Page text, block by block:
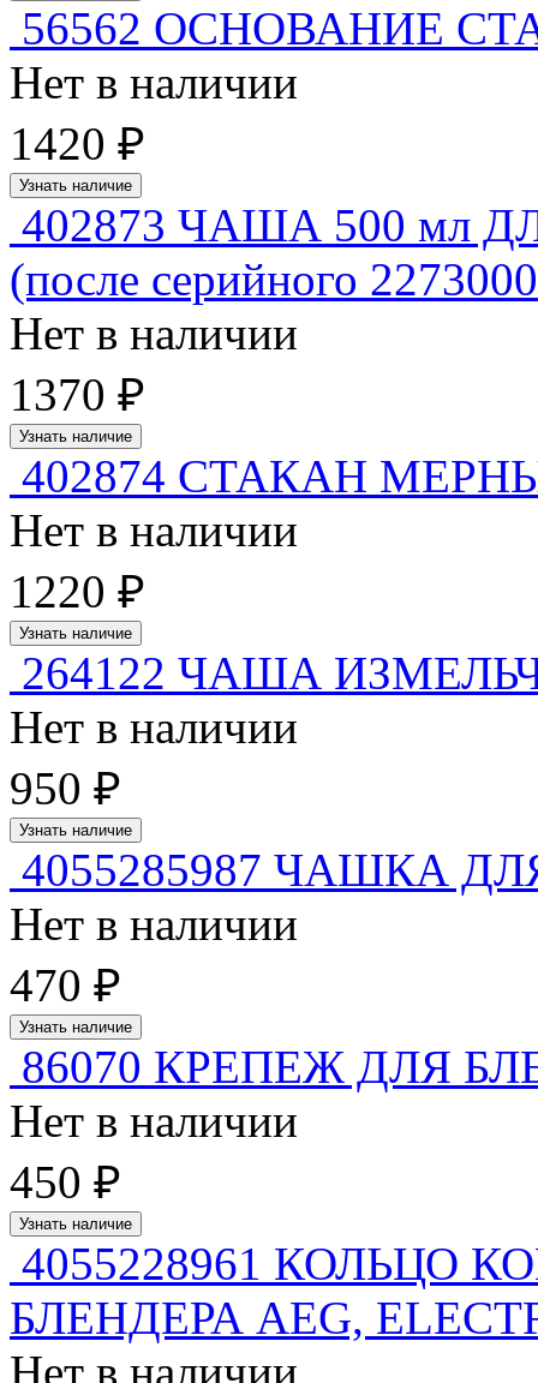
56562 ОСНОВАНИЕ
Нет в наличии
1420 ₽
Узнать наличие
402873 ЧАША 500 мл
(после серийного
Нет в наличии
1370 ₽
Узнать наличие
402874 СТАКАН
Нет в наличии
1220 ₽
Узнать наличие
264122 ЧАША
Нет в наличии
950 ₽
Узнать наличие
4055285987 ЧАШКА
Нет в наличии
470 ₽
Узнать наличие
86070 КРЕПЕЖ ДЛЯ
Нет в наличии
450 ₽
Узнать наличие
4055228961 КОЛЬЦО
БЛЕНДЕРА AEG,
Нет в наличии